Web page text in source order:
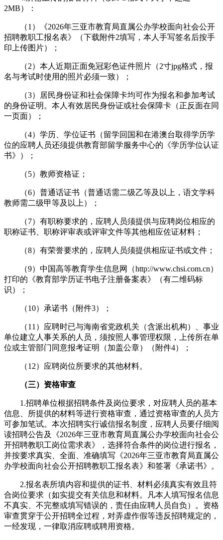
2MB）：
（1）《2026年三亚市教育局直属公办学校面向社会公开
招聘教职工报名表》（下载附件2填写，本人手写签名后按手
印上传图片）；
（2）本人近期正面免冠彩色证件照片（2寸jpg格式，报
名与考试时使用的照片必须一致）；
（3）居民身份证和社会保障卡均可作为报名和参加考试
的身份证明。本人有效居民身份证或社会保障卡（正反面在同
一页面）；
（4）学历、学位证书（留学回国和在港澳台取得学历学
位的应聘人员还须提供教育部留学服务中心的《学历学位认证
书》）；
（5）教师资格证；
（6）普通话证书（普通话需二级乙等及以上，语文学科
教师需二级甲等及以上）；
（7）有职称要求的，应聘人员须提供与应聘岗位相应的
职称证书、职称评审表或评审文件等其他相应佐证材料；
（8）有荣誉要求的，应聘人员须提供相应证书或文件；
（9）中国高等教育学生信息网（http://www.chsi.com.cn）
打印的《教育部学历证书电子注册备案表》（有二维码标
识）；
（10）承诺书（附件3）；
（11）应聘时已与海南省党政机关（含派出机构）、事业
单位建立人事关系的人员，须按照人事管理权限，上传所在单
位或主管部门同意报考证明（加盖公章）（附件4）；
（12）应聘岗位所要求的其他材料。
（三）资格审查
1.招聘单位根据招聘条件及岗位要求，对应聘人员的基本
信息、所提供的材料等进行资格审查，通过资格审查的人员方
可参加笔试。本次招聘实行诚信报名制度，应聘人员要仔细阅
读招聘公告及《2026年三亚市教育局直属公办学校面向社会公
开招聘教职工岗位需求表》，选择符合条件的岗位进行报名，
并按要求真实、全面、准确填写《2026年三亚市教育局直属公
办学校面向社会公开招聘教职工报名表》和签署《承诺书》。
2.报名表所填内容和提供的证书、材料必须真实有效且符
合岗位要求（如实提交有关信息和材料。凡本人填写报名信息
不真实、不完整或填写错误的，责任由应聘人员自负）。资格
审查贯穿于公开招聘全过程，对弄虚作假等违反招聘规定的，
一经发现，一律取消应聘或聘用资格。